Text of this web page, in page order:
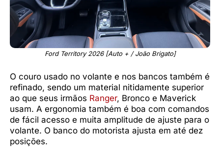
Ford Territory 2026 [Auto + / João Brigato]
O couro usado no volante e nos bancos também é
refinado, sendo um material nitidamente superior
ao que seus irmãos Ranger, Bronco e Maverick
usam. A ergonomia também é boa com comandos
de fácil acesso e muita amplitude de ajuste para o
volante. O banco do motorista ajusta em até dez
posições.